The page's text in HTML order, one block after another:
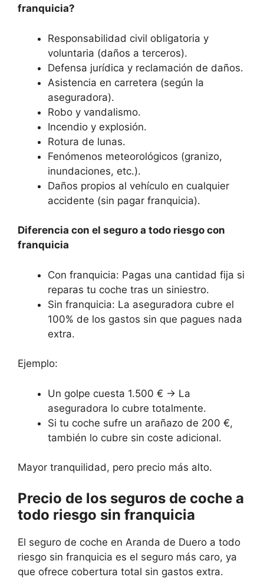
franquicia?
Responsabilidad civil obligatoria y
voluntaria (daños a terceros).
Defensa jurídica y reclamación de daños.
Asistencia en carretera (según la
aseguradora).
Robo y vandalismo.
Incendio y explosión.
Rotura de lunas.
Fenómenos meteorológicos (granizo,
inundaciones, etc.).
Daños propios al vehículo en cualquier
accidente (sin pagar franquicia).
Diferencia con el seguro a todo riesgo con
franquicia
Con franquicia: Pagas una cantidad fija si
reparas tu coche tras un siniestro.
Sin franquicia: La aseguradora cubre el
100% de los gastos sin que pagues nada
extra.
Ejemplo:
Un golpe cuesta 1.500 € → La
aseguradora lo cubre totalmente.
Si tu coche sufre un arañazo de 200 €,
también lo cubre sin coste adicional.
Mayor tranquilidad, pero precio más alto.
Precio de los seguros de coche a
todo riesgo sin franquicia
El seguro de coche en Aranda de Duero a todo
riesgo sin franquicia es el seguro más caro, ya
que ofrece cobertura total sin gastos extra.